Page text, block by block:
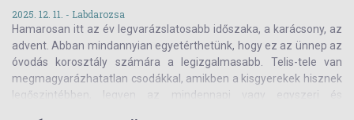
2025. 12. 11. - Labdarozsa
Hamarosan itt az év legvarázslatosabb időszaka, a karácsony, az
advent. Abban mindannyian egyetérthetünk, hogy ez az ünnep az
óvodás korosztály számára a legizgalmasabb. Telis-tele van
megmagyarázhatatlan csodákkal, amikben a kisgyerekek hisznek
legőszintébben, legyen az mindennapi vagy egyszeri és